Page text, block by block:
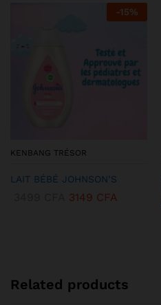
-15%
KENBANG TRÉSOR
LAIT BÉBÉ JOHNSON’S
3149 CFA
Related products